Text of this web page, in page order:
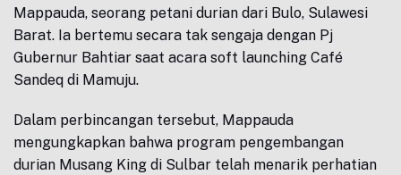
Mappauda, seorang petani durian dari Bulo, Sulawesi
Barat. Ia bertemu secara tak sengaja dengan Pj
Gubernur Bahtiar saat acara soft launching Café
Sandeq di Mamuju.
Dalam perbincangan tersebut, Mappauda
mengungkapkan bahwa program pengembangan
durian Musang King di Sulbar telah menarik perhatian